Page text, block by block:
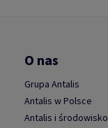
O nas
Grupa Antalis
Antalis w Polsce
Antalis i środowisko